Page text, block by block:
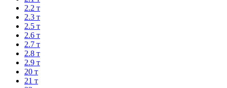
2.2 т
2.3 т
2.5 т
2.6 т
2.7 т
2.8 т
2.9 т
20 т
21 т